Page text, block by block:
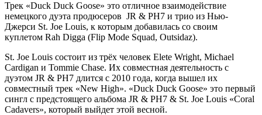
Трек «Duck Duck Goose» это отличное взаимодействие
немецкого дуэта продюсеров JR & PH7 и трио из Нью-
Джерси St. Joe Louis, к которым добавилась со своим
куплетом Rah Digga (Flip Mode Squad, Outsidaz).
St. Joe Louis состоит из трёх человек Elete Wright, Michael
Cardigan и Tommie Chase. Их совместная деятельность с
дуэтом JR & PH7 длится с 2010 года, когда вышел их
совместный трек «New High». «Duck Duck Goose» это первый
сингл с предстоящего альбома JR & PH7 & St. Joe Louis «Coral
Cadavers», который выйдет этой весной.